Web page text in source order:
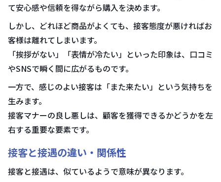
て安心感や信頼を得ながら購入を決めます。
しかし、どれほど商品がよくても、接客態度が悪ければお
客様は離れてしまいます。
「挨拶がない」「表情が冷たい」といった印象は、口コミ
やSNSで瞬く間に広がるものです。
一方で、感じのよい接客は「また来たい」という気持ちを
生みます。
接客マナーの良し悪しは、顧客を獲得できるかどうかを左
右する重要な要素です。
接客と接遇の違い・関係性
接客と接遇は、似ているようで意味が異なります。